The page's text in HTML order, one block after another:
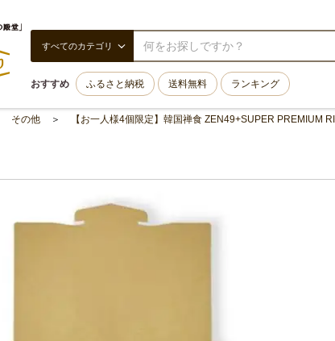
すべてのカテゴリ
おすすめ ふるさと納税 送料無料 ランキング
その他 【お一人様4個限定】韓国禅食 ZEN49+SUPER